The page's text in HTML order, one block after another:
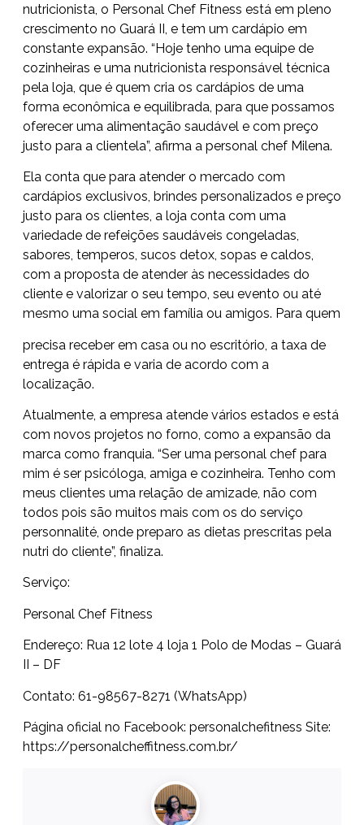
nutricionista, o Personal Chef Fitness está em pleno
crescimento no Guará II, e tem um cardápio em
constante expansão. “Hoje tenho uma equipe de
cozinheiras e uma nutricionista responsável técnica
pela loja, que é quem cria os cardápios de uma
forma econômica e equilibrada, para que possamos
oferecer uma alimentação saudável e com preço
justo para a clientela”, afirma a personal chef Milena.
Ela conta que para atender o mercado com
cardápios exclusivos, brindes personalizados e preço
justo para os clientes, a loja conta com uma
variedade de refeições saudáveis congeladas,
sabores, temperos, sucos detox, sopas e caldos,
com a proposta de atender às necessidades do
cliente e valorizar o seu tempo, seu evento ou até
mesmo uma social em família ou amigos. Para quem
precisa receber em casa ou no escritório, a taxa de
entrega é rápida e varia de acordo com a
localização.
Atualmente, a empresa atende vários estados e está
com novos projetos no forno, como a expansão da
marca como franquia. “Ser uma personal chef para
mim é ser psicóloga, amiga e cozinheira. Tenho com
meus clientes uma relação de amizade, não com
todos pois são muitos mais com os do serviço
personnalité, onde preparo as dietas prescritas pela
nutri do cliente”, finaliza.
Serviço:
Personal Chef Fitness
Endereço: Rua 12 lote 4 loja 1 Polo de Modas – Guará
II – DF
Contato: 61-98567-8271 (WhatsApp)
Página oficial no Facebook: personalchefitness Site:
https://personalcheffitness.com.br/